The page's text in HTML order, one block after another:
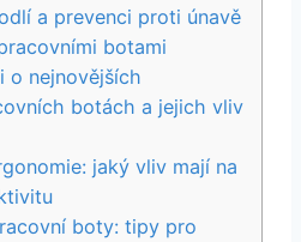
a prevenci proti únavě
botami
o nejnovějších
botách ​a jejich vliv
jaký vliv mají​ na
boty:‌ tipy pro